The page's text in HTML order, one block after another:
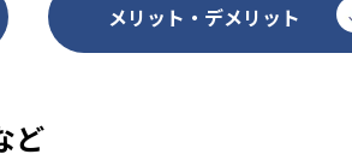
メリット・デメリット
ど